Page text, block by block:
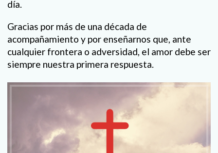
día.
Gracias por más de una década de
acompañamiento y por enseñarnos que, ante
cualquier frontera o adversidad, el amor debe ser
siempre nuestra primera respuesta.